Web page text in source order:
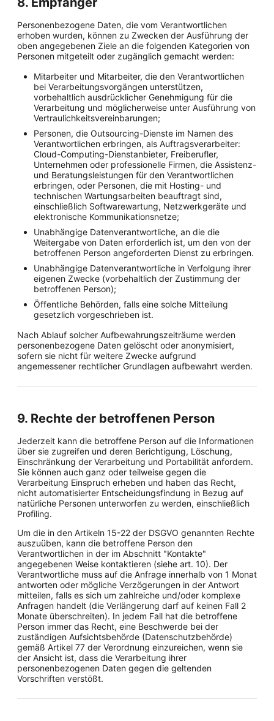
Personenbezogene Daten, die vom Verantwortlichen
erhoben wurden, können zu Zwecken der Ausführung der
oben angegebenen Ziele an die folgenden Kategorien von
Personen mitgeteilt oder zugänglich gemacht werden:
Mitarbeiter und Mitarbeiter, die den Verantwortlichen
bei Verarbeitungsvorgängen unterstützen,
vorbehaltlich ausdrücklicher Genehmigung für die
Verarbeitung und möglicherweise unter Ausführung von
Vertraulichkeitsvereinbarungen;
Personen, die Outsourcing-Dienste im Namen des
Verantwortlichen erbringen, als Auftragsverarbeiter:
Cloud-Computing-Dienstanbieter, Freiberufler,
Unternehmen oder professionelle Firmen, die Assistenz-
und Beratungsleistungen für den Verantwortlichen
erbringen, oder Personen, die mit Hosting- und
technischen Wartungsarbeiten beauftragt sind,
einschließlich Softwarewartung, Netzwerkgeräte und
elektronische Kommunikationsnetze;
Unabhängige Datenverantwortliche, an die die
Weitergabe von Daten erforderlich ist, um den von der
betroffenen Person angeforderten Dienst zu erbringen.
Unabhängige Datenverantwortliche in Verfolgung ihrer
eigenen Zwecke (vorbehaltlich der Zustimmung der
betroffenen Person);
Öffentliche Behörden, falls eine solche Mitteilung
gesetzlich vorgeschrieben ist.
Nach Ablauf solcher Aufbewahrungszeiträume werden
personenbezogene Daten gelöscht oder anonymisiert,
sofern sie nicht für weitere Zwecke aufgrund
angemessener rechtlicher Grundlagen aufbewahrt werden.
9. Rechte der betroffenen Person
Jederzeit kann die betroffene Person auf die Informationen
über sie zugreifen und deren Berichtigung, Löschung,
Einschränkung der Verarbeitung und Portabilität anfordern.
Sie können auch ganz oder teilweise gegen die
Verarbeitung Einspruch erheben und haben das Recht,
nicht automatisierter Entscheidungsfindung in Bezug auf
natürliche Personen unterworfen zu werden, einschließlich
Profiling.
Um die in den Artikeln 15-22 der DSGVO genannten Rechte
auszuüben, kann die betroffene Person den
Verantwortlichen in der im Abschnitt "Kontakte"
angegebenen Weise kontaktieren (siehe art. 10). Der
Verantwortliche muss auf die Anfrage innerhalb von 1 Monat
antworten oder mögliche Verzögerungen in der Antwort
mitteilen, falls es sich um zahlreiche und/oder komplexe
Anfragen handelt (die Verlängerung darf auf keinen Fall 2
Monate überschreiten). In jedem Fall hat die betroffene
Person immer das Recht, eine Beschwerde bei der
zuständigen Aufsichtsbehörde (Datenschutzbehörde)
gemäß Artikel 77 der Verordnung einzureichen, wenn sie
der Ansicht ist, dass die Verarbeitung ihrer
personenbezogenen Daten gegen die geltenden
Vorschriften verstößt.